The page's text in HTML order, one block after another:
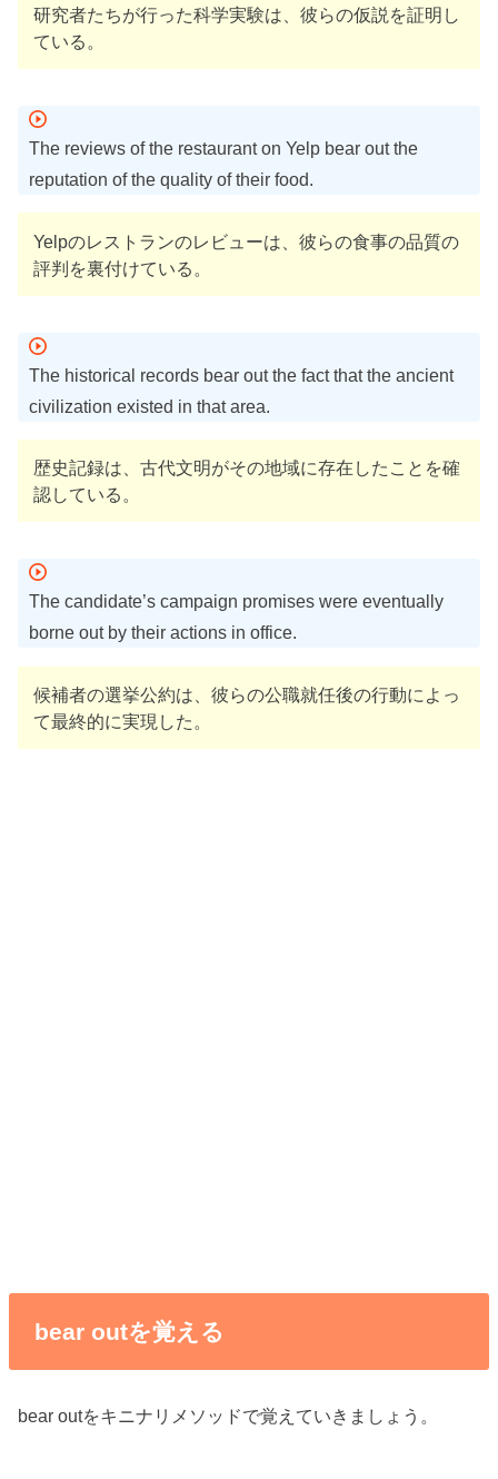
研究者たちが行った科学実験は、彼らの仮説を証明し
ている。
The reviews of the restaurant on Yelp bear out the
reputation of the quality of their food.
Yelpのレストランのレビューは、彼らの食事の品質の
評判を裏付けている。
The historical records bear out the fact that the ancient
civilization existed in that area.
歴史記録は、古代文明がその地域に存在したことを確
認している。
The candidate’s campaign promises were eventually
borne out by their actions in office.
候補者の選挙公約は、彼らの公職就任後の行動によっ
て最終的に実現した。
bear outを覚える
bear outをキニナリメソッドで覚えていきましょう。